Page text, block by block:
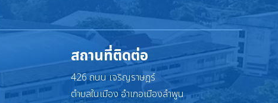
สถานที่ติดต่อ
426 ถนน เจริญราษฎร์
ตำบลในเมือง อำเภอเมืองลำพูน